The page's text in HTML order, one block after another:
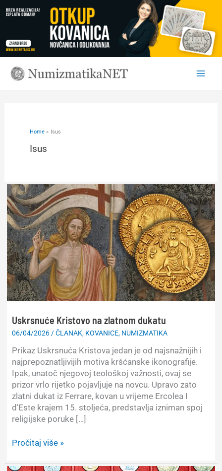
to
Home Isus
Isus
Uskrsnuće Kristovo na zlatnom dukatu
06/04/2026 /ČLANAK, KOVANICE, NUMIZMATIKA
Prikaz Uskrsnuća Kristova jedan je od najsnažnijih i
najprepoznatljivijih motiva kršćanske ikonografije.
Ipak, unatoč njegovoj teološkoj važnosti, ovaj se
prizor vrlo rijetko pojavljuje na novcu. Upravo zato
zlatni dukat iz Ferrare, kovan u vrijeme Ercolea I
d’Este krajem 15. stoljeća, predstavlja izniman spoj
religijske poruke […]
Uskrsnuće
na
Pročitaj više »